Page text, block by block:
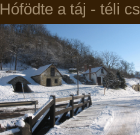
Hófödte a táj - téli